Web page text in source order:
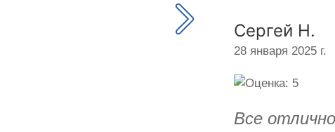
Сергей Н.
28 января 2025 г.
Все